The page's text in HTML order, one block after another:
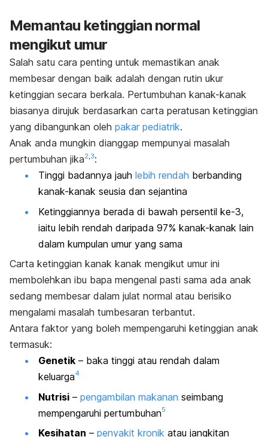
Memantau ketinggian normal
mengikut umur
Salah satu cara penting untuk memastikan anak
membesar dengan baik adalah dengan rutin ukur
ketinggian secara berkala. Pertumbuhan kanak-kanak
biasanya dirujuk berdasarkan carta peratusan ketinggian
yang dibangunkan oleh pakar pediatrik.
Anak anda mungkin dianggap mempunyai masalah
pertumbuhan jika2 3:
Tinggi badannya jauh lebih rendah berbanding
kanak-kanak seusia dan sejantina
Ketinggiannya berada di bawah persentil ke-3,
iaitu lebih rendah daripada 97% kanak-kanak lain
dalam kumpulan umur yang sama
Carta ketinggian kanak kanak mengikut umur ini
membolehkan ibu bapa mengenal pasti sama ada anak
sedang membesar dalam julat normal atau berisiko
mengalami masalah tumbesaran terbantut.
Antara faktor yang boleh mempengaruhi ketinggian anak
termasuk:
Genetik – baka tinggi atau rendah dalam
keluarga4
Nutrisi – pengambilan makanan seimbang
mempengaruhi pertumbuhan5
Kesihatan – penyakit kronik atau jangkitan